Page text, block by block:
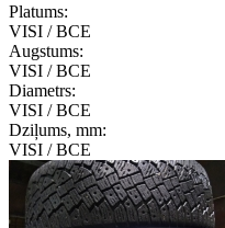
Platums:
VISI / ВСЕ
Augstums:
VISI / ВСЕ
Diametrs:
VISI / ВСЕ
Dziļums, mm:
VISI / ВСЕ